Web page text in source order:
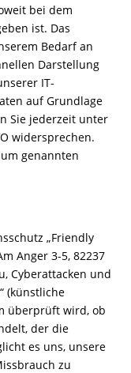
bei dem
ist. Das
Bedarf an
Darstellung
IT-
auf Grundlage
Sie jederzeit unter
widersprechen.
genannten
„Friendly
Anger 3-5, 82237
Cyberattacken und
(künstliche
überprüft wird, ob
der die
es uns, unsere
zu